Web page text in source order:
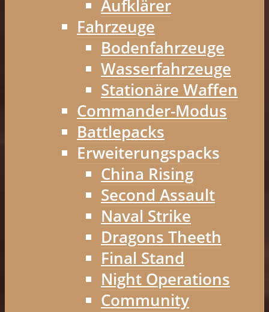
Aufklärer
Fahrzeuge
Bodenfahrzeuge
Wasserfahrzeuge
Stationäre Waffen
Commander-Modus
Battlepacks
Erweiterungspacks
China Rising
Second Assault
Naval Strike
Dragons Theeth
Final Stand
Night Operations
Community